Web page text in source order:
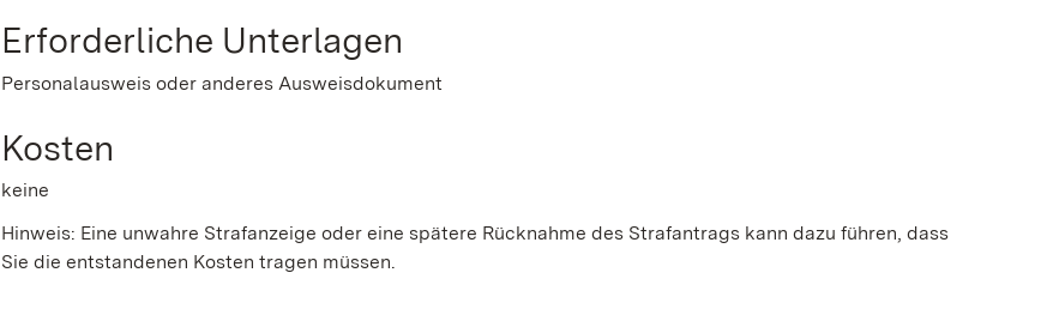
Erforderliche Unterlagen
Personalausweis oder anderes Ausweisdokument
Kosten
keine
Hinweis: Eine unwahre Strafanzeige oder eine spätere Rücknahme des Strafantrags kann dazu führen, dass
Sie die entstandenen Kosten tragen müssen.